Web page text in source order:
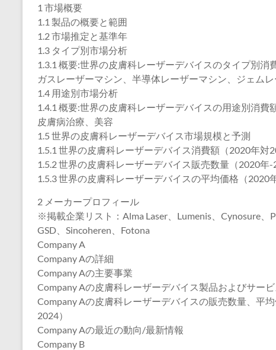
1 市場概要
1.1 製品の概要と範囲
1.2 市場推定と基準年
1.3 タイプ別市場分析
1.3.1 概要:世界の皮膚科レーザーデバイスのタイプ別
ガスレーザーマシン、半導体レーザーマシン、ジェム
1.4 用途別市場分析
1.4.1 概要:世界の皮膚科レーザーデバイスの用途別消
皮膚病治療、美容
1.5 世界の皮膚科レーザーデバイス市場規模と予測
1.5.1 世界の皮膚科レーザーデバイス消費額（2020年対
1.5.2 世界の皮膚科レーザーデバイス販売数量（2020年-
1.5.3 世界の皮膚科レーザーデバイスの平均価格（2020
2 メーカープロフィール
※掲載企業リスト：Alma Laser、Lumenis、Cynosure、
GSD、Sincoheren、Fotona
Company A
Company Aの詳細
Company Aの主要事業
Company Aの皮膚科レーザーデバイス製品およびサービ
Company Aの皮膚科レーザーデバイスの販売数量、平
2024）
Company Aの最近の動向/最新情報
Company B